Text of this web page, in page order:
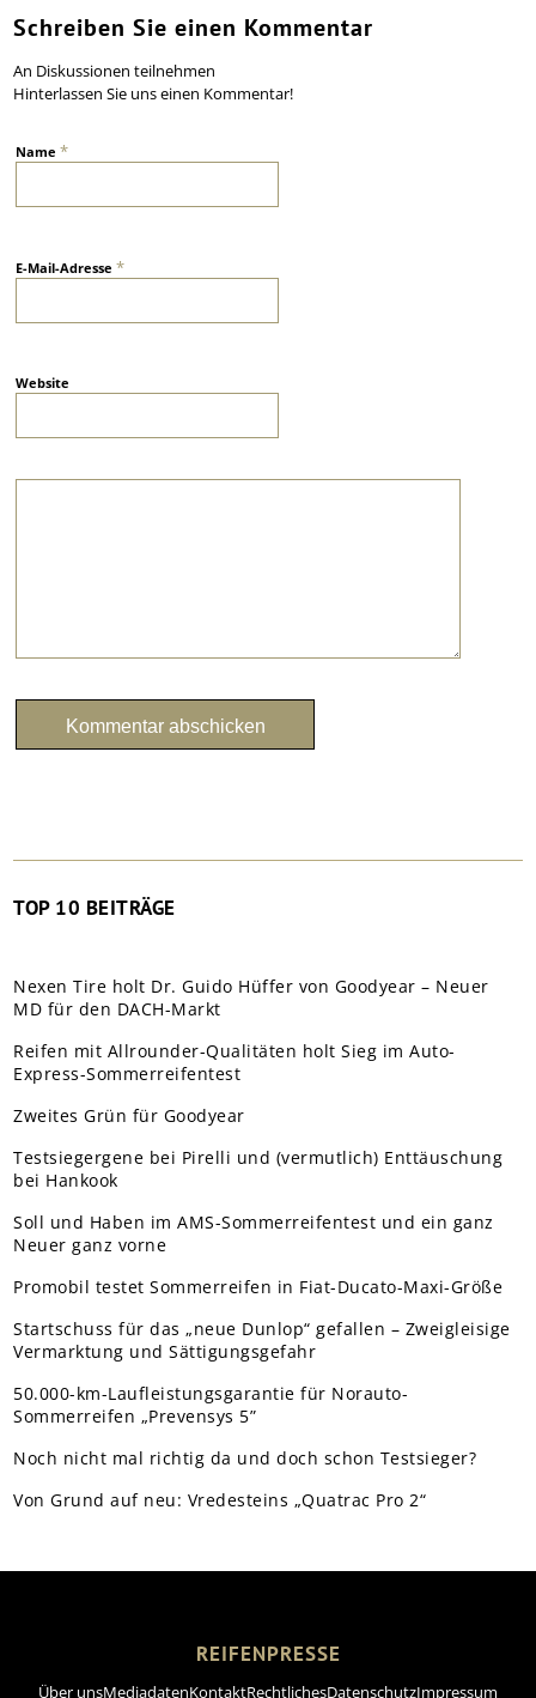
Schreiben Sie einen Kommentar
An Diskussionen teilnehmen
Hinterlassen Sie uns einen Kommentar!
Name*
E-Mail-Adresse*
Website
TOP 10 BEITRÄGE
Nexen Tire holt Dr. Guido Hüffer von Goodyear – Neuer
MD für den DACH-Markt
Reifen mit Allrounder-Qualitäten holt Sieg im Auto-
Express-Sommerreifentest
Zweites Grün für Goodyear
Testsiegergene bei Pirelli und (vermutlich) Enttäuschung
bei Hankook
Soll und Haben im AMS-Sommerreifentest und ein ganz
Neuer ganz vorne
Promobil testet Sommerreifen in Fiat-Ducato-Maxi-Größe
Startschuss für das „neue Dunlop“ gefallen – Zweigleisige
Vermarktung und Sättigungsgefahr
50.000-km-Laufleistungsgarantie für Norauto-
Sommerreifen „Prevensys 5”
Noch nicht mal richtig da und doch schon Testsieger?
Von Grund auf neu: Vredesteins „Quatrac Pro 2“
REIFENPRESSE
Über unsMediadatenKontaktRechtlichesDatenschutzImpressum